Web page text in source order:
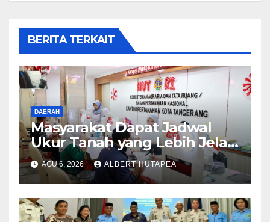
BERITA TERKAIT
DAERAH
Masyarakat Dapat Jadwal
Ukur Tanah yang Lebih Jelas
Berkat Layanan Pengukuran
Terjadwal
AGU 6, 2026 ALBERT HUTAPEA